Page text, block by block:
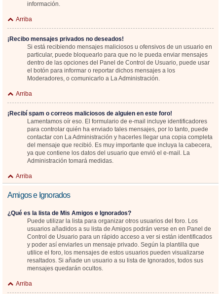
información.
Arriba
¡Recibo mensajes privados no deseados!
Si está recibiendo mensajes maliciosos u ofensivos de un usuario en
particular, puede bloquearlo para que no le pueda enviar mensajes
dentro de las opciones del Panel de Control de Usuario, puede usar
el botón para informar o reportar dichos mensajes a los
Moderadores, o comunicarlo a La Administración.
Arriba
¡Recibí spam o correos maliciosos de alguien en este foro!
Lamentamos oír eso. El formulario de e-mail incluye identificadores
para controlar quién ha enviado tales mensajes, por lo tanto, puede
contactar con La Administración y hacerles llegar una copia completa
del mensaje que recibió. Es muy importante que incluya la cabecera,
ya que contiene los datos del usuario que envió el e-mail. La
Administración tomará medidas.
Arriba
Amigos e Ignorados
¿Qué es la lista de Mis Amigos e Ignorados?
Puede utilizar la lista para organizar otros usuarios del foro. Los
usuarios añadidos a su lista de Amigos podrán verse en en Panel de
Control de Usuario para un rápido acceso a ver si están identificados
y poder así enviarles un mensaje privado. Según la plantilla que
utilice el foro, los mensajes de estos usuarios pueden visualizarse
resaltados. Si añade un usuario a su lista de Ignorados, todos sus
mensajes quedarán ocultos.
Arriba